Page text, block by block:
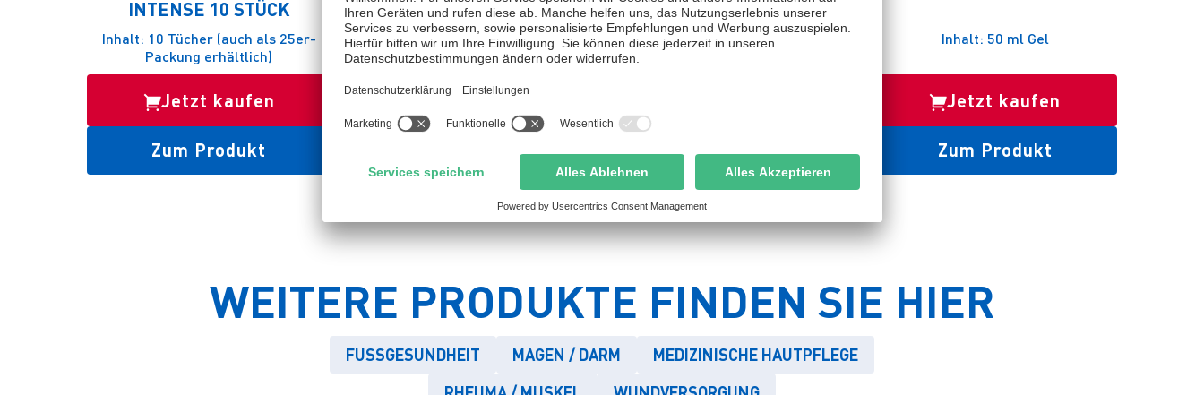
INTENSE 10 STÜCK
Inhalt: 10 Tücher (auch als 25er-
Packung erhältlich)
Jetzt kaufen
Zum Produkt
INTENSE 250ML
Inhalt: 250 ml (auch als 100 ml Spray
erhältlich)
Jetzt kaufen
Zum Produkt
INTENSE 100 ML
Inhalt: 100 ml (auch als 250 ml Spray
Zum Produkt
Inhalt: 50 ml Gel
Jetzt kaufen
Zum Produkt
WEITERE PRODUKTE FINDEN SIE HIER
FUSSGESUNDHEIT MAGEN / DARM
MEDIZINISCHE HAUTPFLEGE